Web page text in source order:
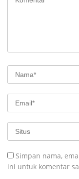
Simpan nama,
ini untuk komentar